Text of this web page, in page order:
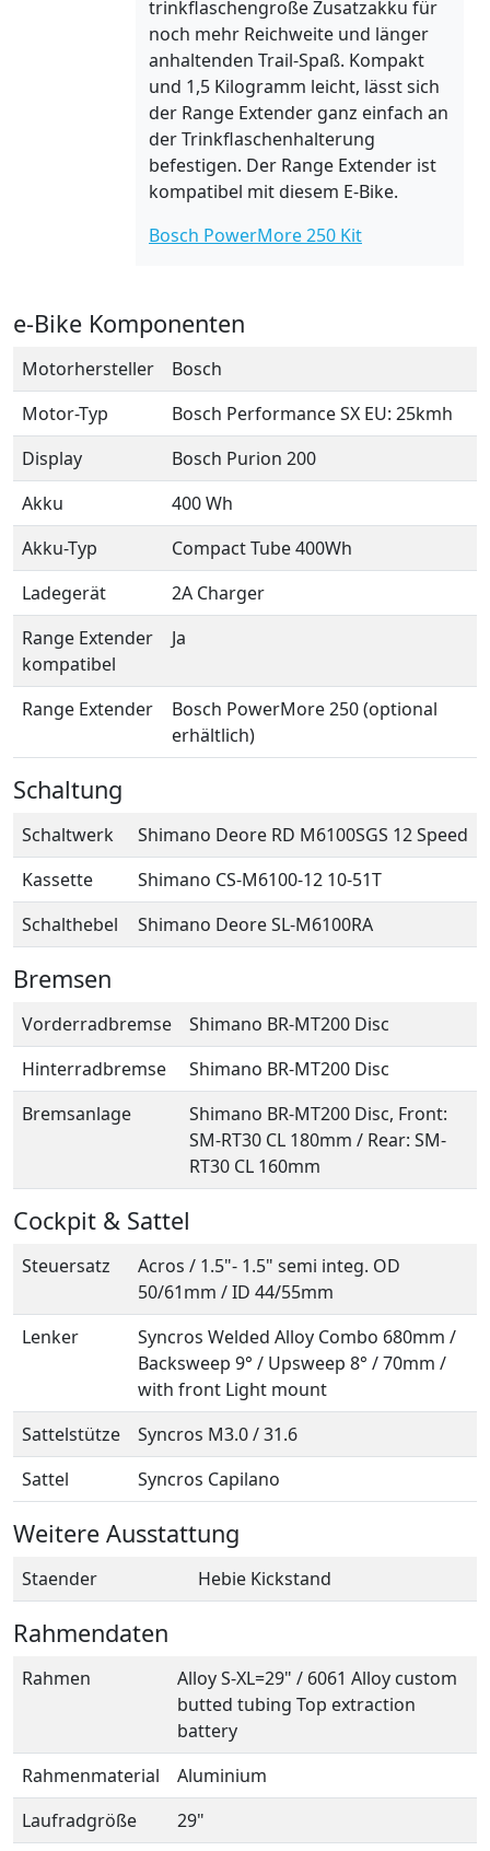
trinkflaschengroße Zusatzakku für
noch mehr Reichweite und länger
anhaltenden Trail-Spaß. Kompakt
und 1,5 Kilogramm leicht, lässt sich
der Range Extender ganz einfach an
der Trinkflaschenhalterung
befestigen. Der Range Extender ist
kompatibel mit diesem E-Bike.
Bosch PowerMore 250 Kit
e-Bike Komponenten
Motorhersteller
Bosch
Motor-Typ
Bosch Performance SX EU: 25kmh
Display
Bosch Purion 200
Akku
400 Wh
Akku-Typ
Compact Tube 400Wh
Ladegerät
2A Charger
Range Extender
kompatibel
Ja
Range Extender
Bosch PowerMore 250 (optional
erhältlich)
Schaltung
Schaltwerk
Shimano Deore RD M6100SGS 12 Speed
Kassette
Shimano CS-M6100-12 10-51T
Schalthebel
Shimano Deore SL-M6100RA
Bremsen
Vorderradbremse
Shimano BR-MT200 Disc
Hinterradbremse
Shimano BR-MT200 Disc
Bremsanlage
Shimano BR-MT200 Disc, Front:
SM-RT30 CL 180mm / Rear: SM-
RT30 CL 160mm
Cockpit & Sattel
Steuersatz
Acros / 1.5"- 1.5" semi integ. OD
50/61mm / ID 44/55mm
Lenker
Syncros Welded Alloy Combo 680mm /
Backsweep 9° / Upsweep 8° / 70mm /
with front Light mount
Sattelstütze
Syncros M3.0 / 31.6
Sattel
Syncros Capilano
Weitere Ausstattung
Staender Hebie Kickstand
Rahmendaten
Rahmen
Alloy S-XL=29" / 6061 Alloy custom
butted tubing Top extraction
battery
Rahmenmaterial
Aluminium
Laufradgröße
29"